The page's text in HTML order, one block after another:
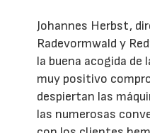
Johannes Herbst,
Radevormwald y
la buena acogida de
muy positivo
despiertan las
las numerosas